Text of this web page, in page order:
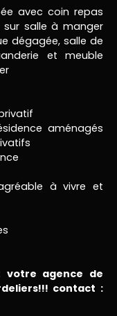
avec coin repas
salle à manger
dégagée, salle de
et meuble
aménagés
à vivre et
votre agence de
contact :